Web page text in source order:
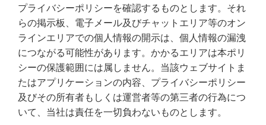
プライバシーポリシーを確認するものとします。それ
らの掲示板、電子メール及びチャットエリア等のオン
ラインエリアでの個人情報の開示は、個人情報の漏洩
につながる可能性があります。かかるエリアは本ポリ
シーの保護範囲には属しません。当該ウェブサイトま
たはアプリケーションの内容、プライバシーポリシー
及びその所有者もしくは運営者等の第三者の行為につ
いて、当社は責任を一切負わないものとします。